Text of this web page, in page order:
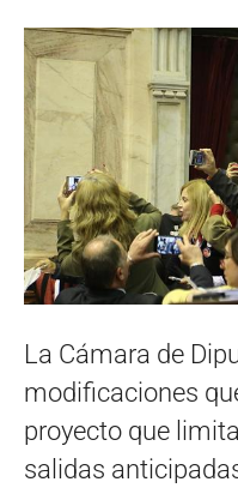
La Cámara de
modificaciones
proyecto que
salidas